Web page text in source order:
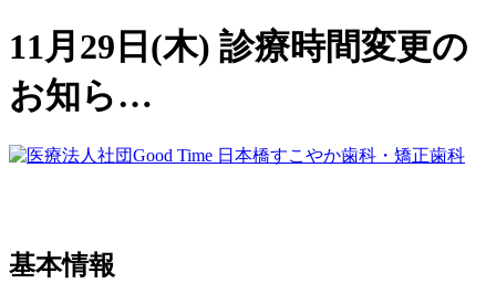
11月29日(木) 診療時間変更の
お知ら…
基本情報